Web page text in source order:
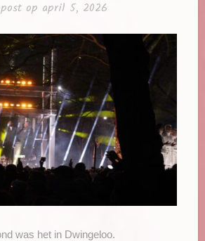
op april 5, 2026
was het in Dwingeloo.